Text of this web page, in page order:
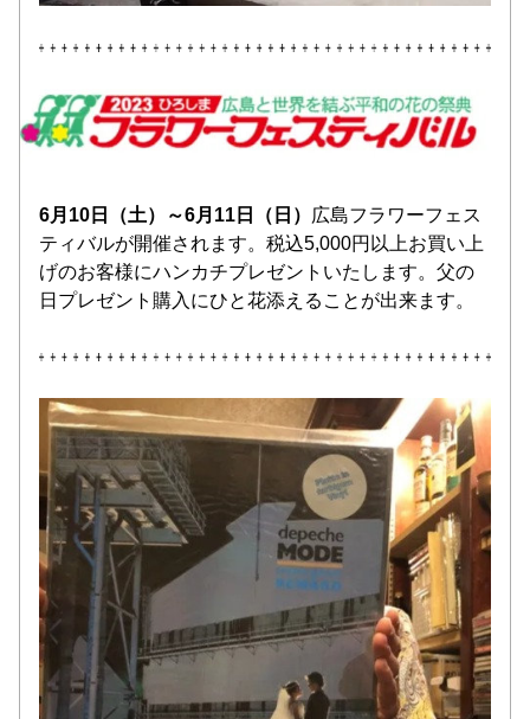
6月10日（土）～6月11日（日）
広島フラワーフェス
ティバルが開催されます。税込5,000円以上お買い上
げのお客様にハンカチプレゼントいたします。父の
日プレゼント購入にひと花添えることが出来ます。